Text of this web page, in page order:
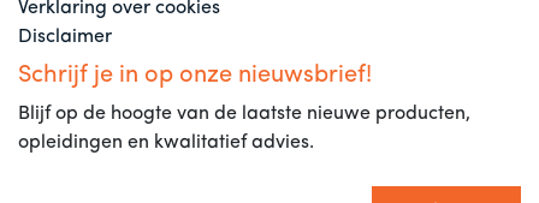
Verklaring over cookies
Disclaimer
Schrijf je in op onze nieuwsbrief!
Blijf op de hoogte van de laatste nieuwe producten,
opleidingen en kwalitatief advies.